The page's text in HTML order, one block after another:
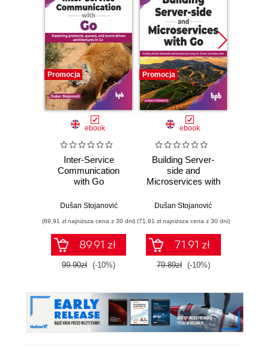
Promocja
ebook
Inter-Service
Communication
with Go
Dušan Stojanović
(89,91 zł najniższa cena z 30 dni)
89.91 zł
99.90zł (-10%)
Promocja
ebook
Building Server-
side and
Microservices with
Dušan Stojanović
(71,91 zł najniższa cena z 30 dni)
71.91 zł
79.89zł (-10%)